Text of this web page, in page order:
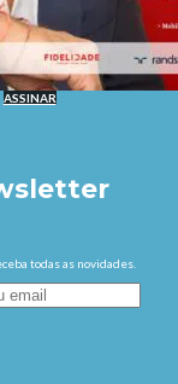
ASSINAR
todas as novidades.